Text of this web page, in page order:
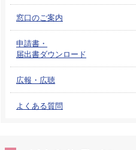
窓口のご案内
申請書・
届出書ダウンロード
広報・広聴
よくある質問